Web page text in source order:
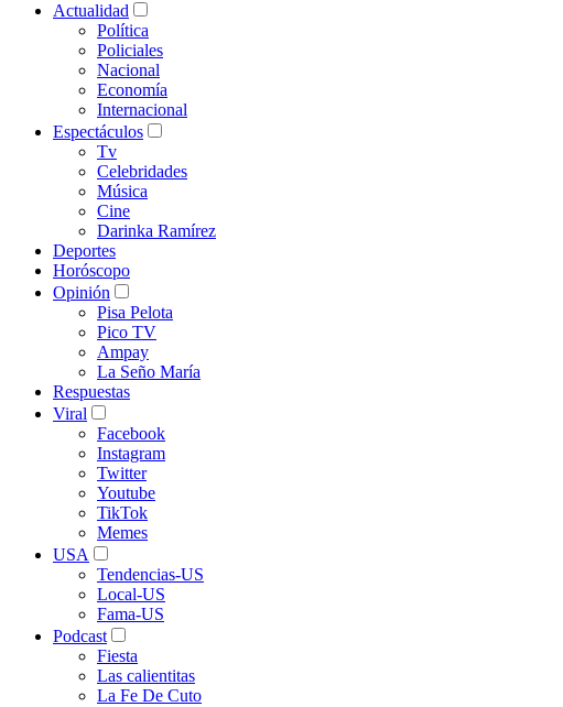
Actualidad
Política
Policiales
Nacional
Economía
Internacional
Espectáculos
Tv
Celebridades
Música
Cine
Darinka Ramírez
Deportes
Horóscopo
Opinión
Pisa Pelota
Pico TV
Ampay
La Seño María
Respuestas
Viral
Facebook
Instagram
Twitter
Youtube
TikTok
Memes
USA
Tendencias-US
Local-US
Fama-US
Podcast
Fiesta
Las calientitas
La Fe De Cuto